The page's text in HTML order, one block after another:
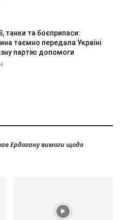
танки та боєприпаси:
таємно передала Україні
партію допомоги
Ердогану вимоги щодо